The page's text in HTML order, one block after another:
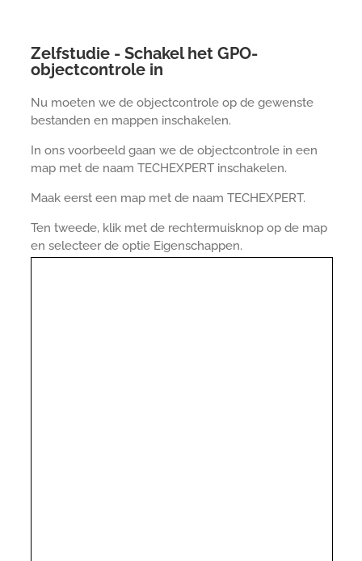
Zelfstudie - Schakel het GPO-
objectcontrole in
Nu moeten we de objectcontrole op de gewenste
bestanden en mappen inschakelen.
In ons voorbeeld gaan we de objectcontrole in een
map met de naam TECHEXPERT inschakelen.
Maak eerst een map met de naam TECHEXPERT.
Ten tweede, klik met de rechtermuisknop op de map
en selecteer de optie Eigenschappen.